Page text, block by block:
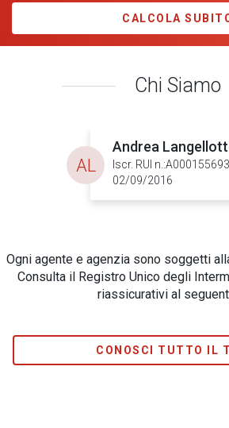
CALCOLA
Chi Siamo
Andrea
Iscr. RUI
02/09/2016
AL
Ogni agente e agenzia sono soggetti
Consulta il Registro Unico degli
riassicurativi al
CONOSCI TUTTO IL